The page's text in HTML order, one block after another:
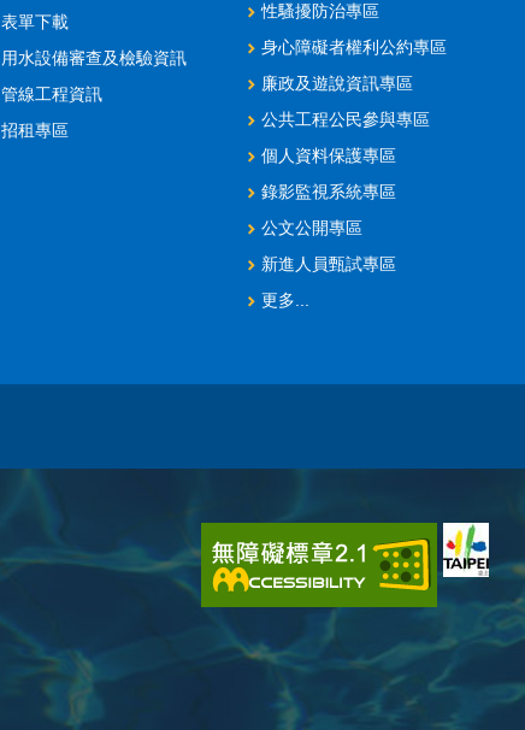
表單下載
用水設備審查及檢驗資訊
管線工程資訊
招租專區
性騷擾防治專區
身心障礙者權利公約專區
廉政及遊說資訊專區
公共工程公民參與專區
個人資料保護專區
錄影監視系統專區
公文公開專區
新進人員甄試專區
更多...